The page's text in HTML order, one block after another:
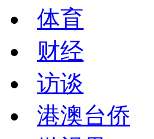
体育
财经
访谈
港澳台侨